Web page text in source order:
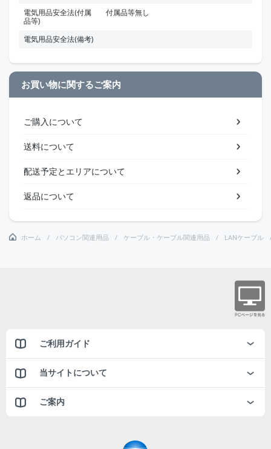
電気用品安全法(付属
品等)
付属品等無し
電気用品安全法(備考)
お買い物に関するご案内
ご購入について
送料について
配送予定とエリアについて
返品について
ホーム パソコン関連用品 ケーブル・ケーブル関連用品 LANケーブル
ご利用ガイド
当サイトについて
ご案内